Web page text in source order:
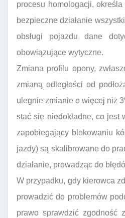
procesu homologacji,
bezpieczne działanie
obsługi pojazdu dane
obowiązujące wytyczne.
Zmiana profilu opony,
zmianą odległości od
ulegnie zmianie o więcej niż
stać się niedokładne, co jest
zapobiegający blokowaniu
jazdy) są skalibrowane do
działanie, prowadząc do
W przypadku, gdy kierowca
prowadzić do problemów
prawo sprawdzić zgodność